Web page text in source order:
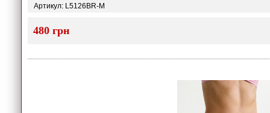
Артикул: L5126BR-M
480 грн